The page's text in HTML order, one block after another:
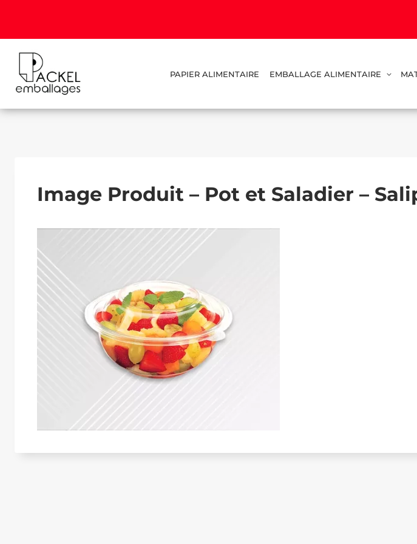
PAPIER ALIMENTAIRE EMBALLAGE ALIMENTAIRE
Image Produit – Pot et Saladier –